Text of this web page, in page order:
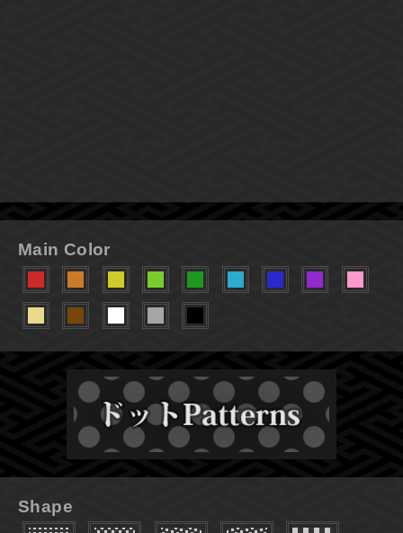
Main Color
Shape